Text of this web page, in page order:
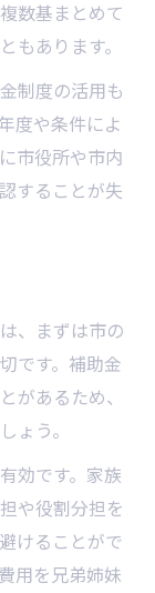
数基まとめて
もあります。
制度の活用も
度や条件によ
市役所や市内
することが失
、まずは市の
です。補助金
があるため、
ょう。
効です。家族
や役割分担を
けることがで
用を兄弟姉妹